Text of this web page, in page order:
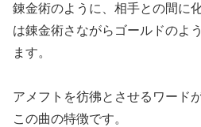
錬金術のように、相手との間に
は錬金術さながらゴールドのよ
ます。
アメフトを彷彿とさせるワード
この曲の特徴です。